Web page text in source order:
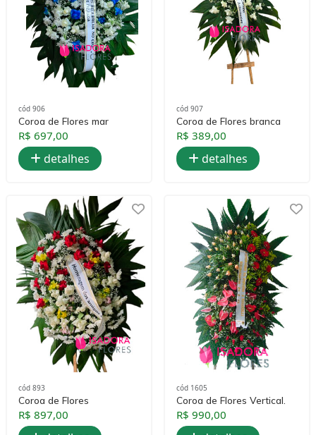
cód 906
Coroa de Flores mar
R$ 697,00
detalhes
cód 907
Coroa de Flores branca
R$ 389,00
detalhes
cód 893
Coroa de Flores
R$ 897,00
cód 1605
Coroa de Flores Vertical.
R$ 990,00